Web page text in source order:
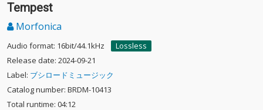
Tempest
Morfonica
Audio format: 16bit/44.1kHz
Lossless
Release date: 2024-09-21
Label: ブシロードミュージック
Catalog number: BRDM-10413
Total runtime: 04:12